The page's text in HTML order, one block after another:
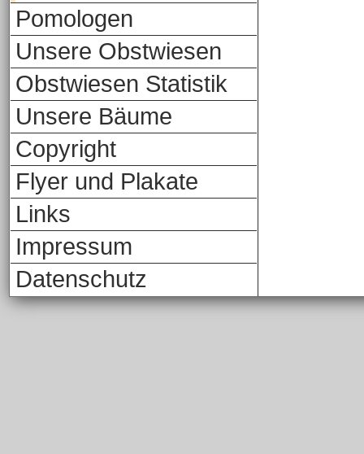
Pomologen
Unsere Obstwiesen
Obstwiesen Statistik
Unsere Bäume
Copyright
Flyer und Plakate
Links
Impressum
Datenschutz